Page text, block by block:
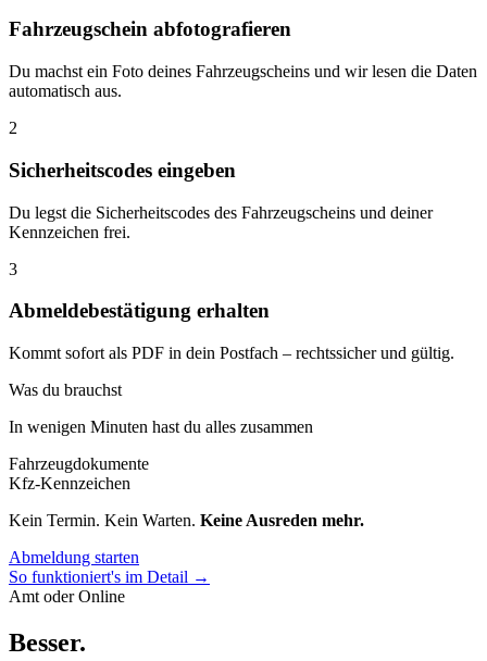
Fahrzeugschein abfotografieren
Du machst ein Foto deines Fahrzeugscheins und wir lesen die Daten
automatisch aus.
2
Sicherheitscodes eingeben
Du legst die Sicherheitscodes des Fahrzeugscheins und deiner
Kennzeichen frei.
3
Abmeldebestätigung erhalten
Kommt sofort als PDF in dein Postfach – rechtssicher und gültig.
Was du brauchst
In wenigen Minuten hast du alles zusammen
Fahrzeugdokumente
Kfz-Kennzeichen
Kein Termin. Kein Warten. Keine Ausreden mehr.
Abmeldung starten
So funktioniert's im Detail →
Amt oder Online
Besser.